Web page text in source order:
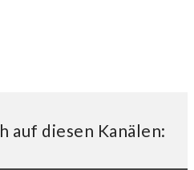
auf diesen Kanälen: